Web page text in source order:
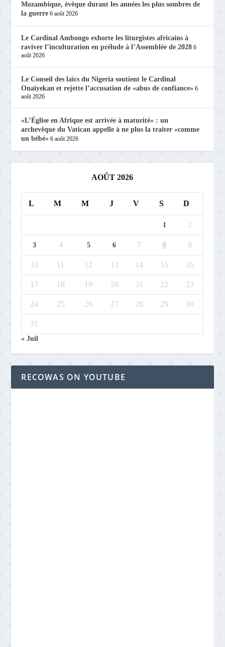
Mozambique, évêque durant les années les plus sombres de
la guerre 6 août 2026
Le Cardinal Ambongo exhorte les liturgistes africains à
raviver l’inculturation en prélude à l’Assemblée de 2028 6
août 2026
Le Conseil des laïcs du Nigeria soutient le Cardinal
Onaiyekan et rejette l’accusation de «abus de confiance» 6
août 2026
«L’Église en Afrique est arrivée à maturité» : un
archevêque du Vatican appelle à ne plus la traiter «comme
un bébé» 6 août 2026
AOÛT 2026
L M M J V S D
1 2
3 4 5 6 7 8 9
10 11 12 13 14 15 16
17 18 19 20 21 22 23
24 25 26 27 28 29 30
31
« Juil
RECOWAS ON YOUTUBE